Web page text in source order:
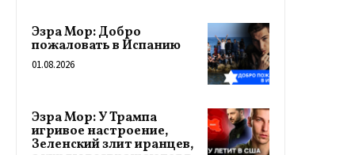
Эзра Мор: Добро
пожаловать в Испанию
01.08.2026
Эзра Мор: У Трампа
игривое настроение,
Зеленский злит иранцев,